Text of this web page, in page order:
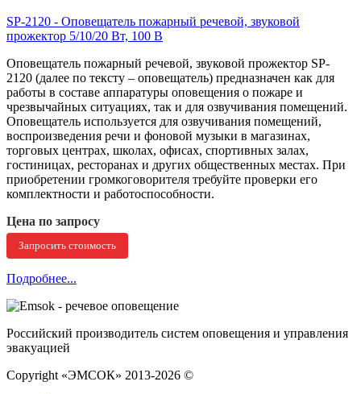
SP-2120 - Оповещатель пожарный речевой, звуковой
прожектор 5/10/20 Вт, 100 В
Оповещатель пожарный речевой, звуковой прожектор SP-
2120 (далее по тексту – оповещатель) предназначен как для
работы в составе аппаратуры оповещения о пожаре и
чрезвычайных ситуациях, так и для озвучивания помещений.
Оповещатель используется для озвучивания помещений,
воспроизведения речи и фоновой музыки в магазинах,
торговых центрах, школах, офисах, спортивных залах,
гостиницах, ресторанах и других общественных местах. При
приобретении громкоговорителя требуйте проверки его
комплектности и работоспособности.
Цена по запросу
Запросить стоимость
Подробнее...
Российский производитель систем оповещения и управления
эвакуацией
Copyright «ЭМСОК» 2013-2026 ©